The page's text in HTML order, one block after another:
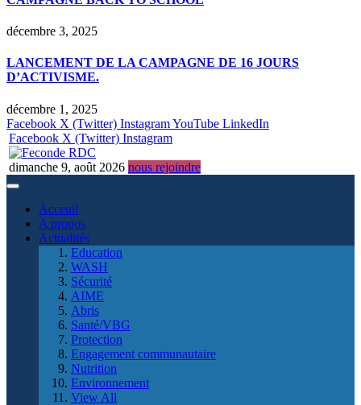
décembre 3, 2025
LANCEMENT DE LA CAMPAGNE DE 16 JOURS
D’ACTIVISME.
décembre 1, 2025
Facebook X (Twitter) InstagramYouTube LinkedIn
Facebook X (Twitter) Instagram
dimanche 9, août 2026 nous rejoindre
Acceuil
A propos
Actualités
Education
WASH
Sécurité
AIME
Abris
Santé/VBG
Protection
Engagement communautaire
Nutrition
Environnement
View All